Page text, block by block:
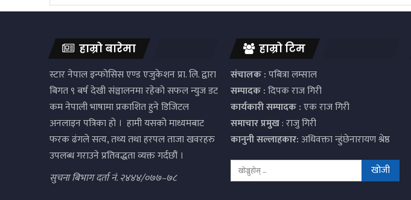
हाम्रो बारेमा
स्टार नेपाल इन्फोसिस एण्ड एजुकेशन प्रा. लि. द्वारा
बिगत ९ बर्ष देखी संञ्चालनमा रहेको सफल न्युज डट
कम नेपाली भाषामा प्रकाशित हुने डिजिटल
अनलाइन पत्रिका हो । हामी यसको माध्यमबाट
फरक ढंगले सत्य, तथ्य तथा हरपल ताजा खवरहरु
उपलब्ध गराउने प्रतिवद्धता व्यक्त गर्दछौं ।
सुचना बिभाग दर्ता नं. २४४४/०७७–७८
हाम्रो टिम
संचालक :पबित्रा लम्साल
सम्पादक :दिपक राज गिरी
कार्यकारी सम्पादक :एक राज गिरी
समाचार प्रमुख: राजु गिरी
कानुनी सल्लाहकार:अधिवक्ता न्हुंछेनारायण श्रेष्ठ